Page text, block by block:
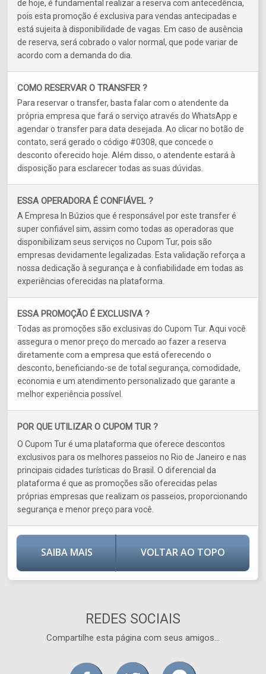
de hoje, é fundamental realizar a reserva com antecedência,
pois esta promoção é exclusiva para vendas antecipadas e
está sujeita à disponibilidade de vagas. Em caso de ausência
de reserva, será cobrado o valor normal, que pode variar de
acordo com a demanda do dia.
COMO RESERVAR O TRANSFER ?
Para reservar o transfer, basta falar com o atendente da
própria empresa que fará o serviço através do WhatsApp e
agendar o transfer para data desejada. Ao clicar no botão de
contato, será gerado o código #0308, que concede o
desconto oferecido hoje. Além disso, o atendente estará à
disposição para esclarecer todas as suas dúvidas.
ESSA OPERADORA É CONFIÁVEL ?
A Empresa In Búzios que é responsável por este transfer é
super confiável sim, assim como todas as operadoras que
disponibilizam seus serviços no Cupom Tur, pois são
empresas devidamente legalizadas. Esta validação reforça a
nossa dedicação à segurança e à confiabilidade em todas as
experiências oferecidas na plataforma.
ESSA PROMOÇÃO É EXCLUSIVA ?
Todas as promoções são exclusivas do Cupom Tur. Aqui você
assegura o menor preço do mercado ao fazer a reserva
diretamente com a empresa que está oferecendo o
desconto, beneficiando-se de total segurança, comodidade,
economia e um atendimento personalizado que garante a
melhor experiência possível.
POR QUE UTILIZAR O CUPOM TUR ?
O Cupom Tur é uma plataforma que oferece descontos
exclusivos para os melhores passeios no Rio de Janeiro e nas
principais cidades turísticas do Brasil. O diferencial da
plataforma é que as promoções são oferecidas pelas
próprias empresas que realizam os passeios, proporcionando
segurança e menor preço para você.
SAIBA MAIS VOLTAR AO TOPO
REDES SOCIAIS
Compartilhe esta página com seus amigos...